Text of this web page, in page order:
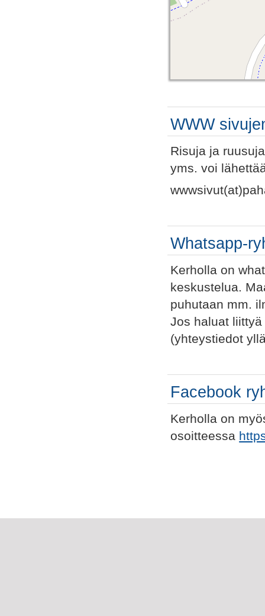
WWW
Risuja ja
yms. voi
Whatsapp-
Kerholla on
keskustelua.
puhutaan mm.
Jos haluat
(yhteystiedot
Facebook
Kerholla on
osoitteessa